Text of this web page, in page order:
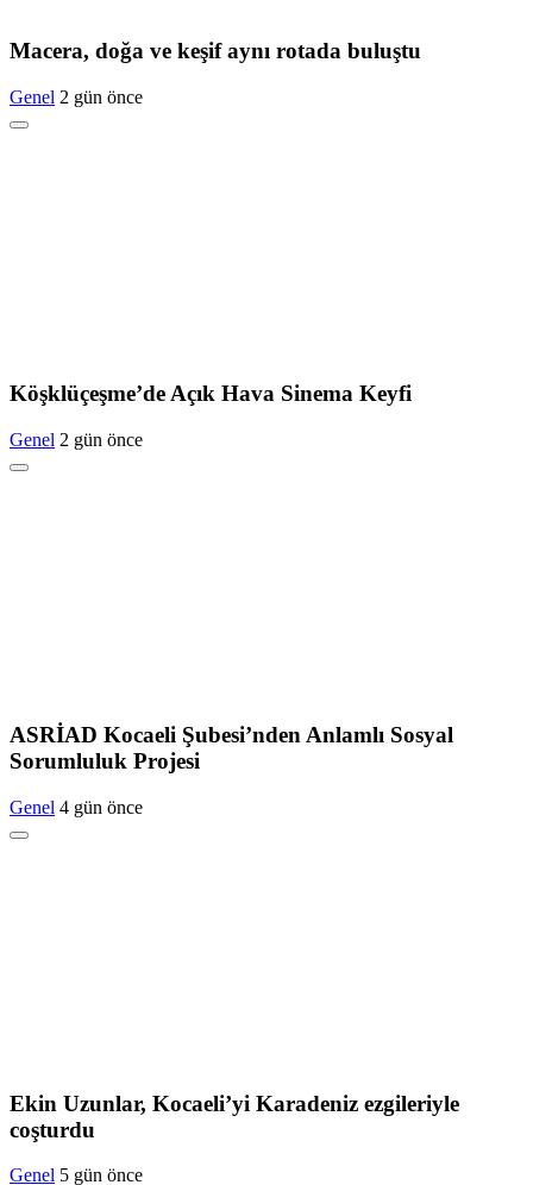
Macera, doğa ve keşif aynı rotada buluştu
Genel 2 gün önce
Köşklüçeşme’de Açık Hava Sinema Keyfi
Genel 2 gün önce
ASRİAD Kocaeli Şubesi’nden Anlamlı Sosyal
Sorumluluk Projesi
Genel 4 gün önce
Ekin Uzunlar, Kocaeli’yi Karadeniz ezgileriyle
coşturdu
Genel 5 gün önce